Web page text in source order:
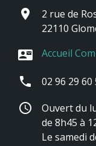
place
2 rue de
22110
contact_mail Accueil
phone 02 96 29 60
schedule
Ouvert du
de 8h45 à
Le samedi